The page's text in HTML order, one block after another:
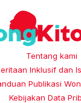
Tentang kami
Inklusif dan
Publikasi
Kebijakan Data